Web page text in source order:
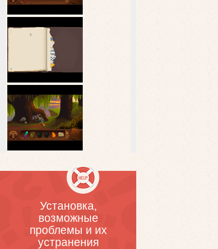
Установка,
возможные
проблемы и их
устранения